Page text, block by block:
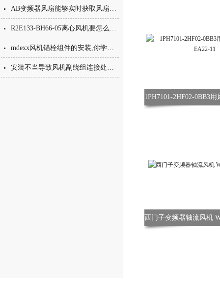
AB变频器风扇能够实时获取风扇运行状态
R2E133-BH66-05离心风机要怎么预防冻裂？
mdexx风机锚栓组件的安装,你学会了吗？
安装不当导致风机副绕组连接处接线板烧毁案例